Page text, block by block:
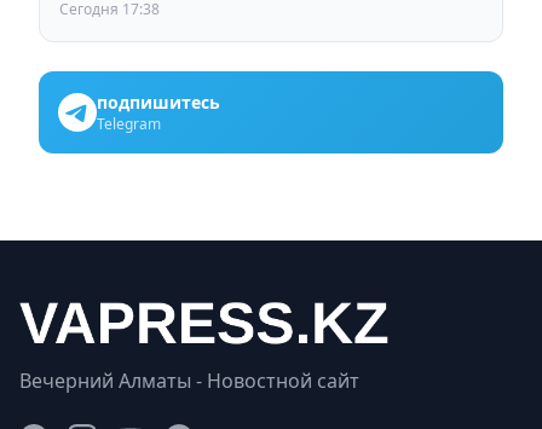
Сегодня 17:38
подпишитесь
Telegram
Вечерний Алматы - Новостной сайт